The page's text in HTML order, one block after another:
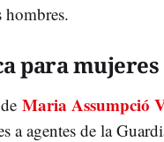
hombres.
para mujeres
Maria Assumpció
a agentes de la